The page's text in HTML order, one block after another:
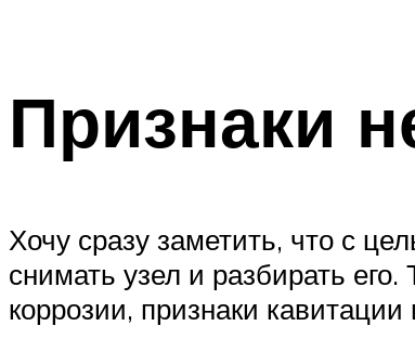
Признаки
Хочу сразу заметить, что с
снимать узел и разбирать
коррозии, признаки кавитации